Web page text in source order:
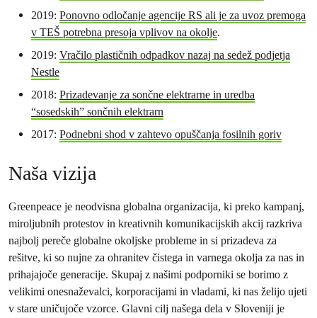
2019: Ponovno odločanje agencije RS ali je za uvoz premoga
v TEŠ potrebna presoja vplivov na okolje.
2019: Vračilo plastičnih odpadkov nazaj na sedež podjetja
Nestle
2018: Prizadevanje za sončne elektrarne in uredba
“sosedskih” sončnih elektrarn
2017: Podnebni shod v zahtevo opuščanja fosilnih goriv
Naša vizija
Greenpeace je neodvisna globalna organizacija, ki preko kampanj,
miroljubnih protestov in kreativnih komunikacijskih akcij razkriva
najbolj pereče globalne okoljske probleme in si prizadeva za
rešitve, ki so nujne za ohranitev čistega in varnega okolja za nas in
prihajajoče generacije. Skupaj z našimi podporniki se borimo z
velikimi onesnaževalci, korporacijami in vladami, ki nas želijo ujeti
v stare uničujoče vzorce. Glavni cilj našega dela v Sloveniji je